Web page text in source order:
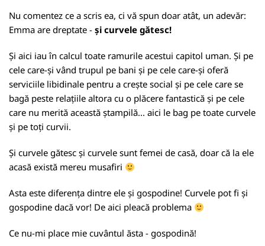
Nu comentez ce a scris ea, ci vă spun doar atât, un adevăr:
Emma are dreptate - și curvele gătesc!
Și aici iau în calcul toate ramurile acestui capitol uman. Și pe
cele care-și vând trupul pe bani și pe cele care-și oferă
serviciile libidinale pentru a crește social și pe cele care se
bagă peste relațiile altora cu o plăcere fantastică și pe cele
care nu merită această ștampilă... aici le bag pe toate curvele
și pe toți curvii.
Și curvele gătesc și curvele sunt femei de casă, doar că la ele
acasă există mereu musafiri
Asta este diferența dintre ele și gospodine! Curvele pot fi și
gospodine dacă vor! De aici pleacă problema
Ce nu-mi place mie cuvântul ăsta - gospodină!